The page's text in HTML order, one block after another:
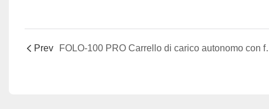
Prev FOLO-100 PRO Carrello di